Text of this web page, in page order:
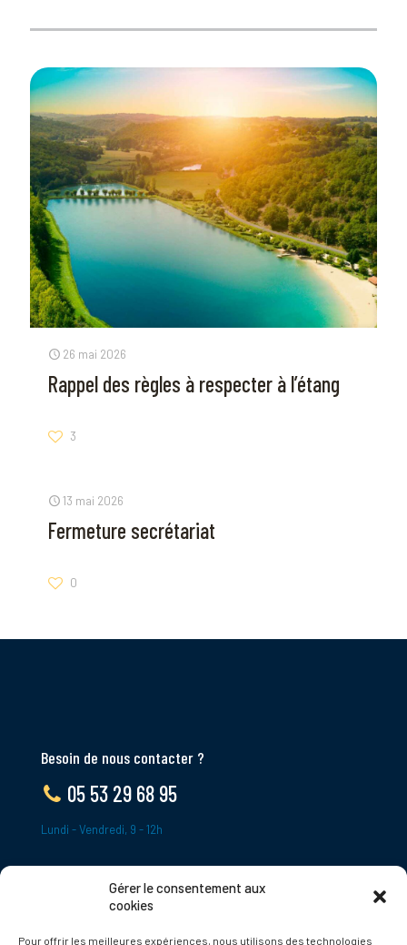
Gérer le consentement aux
cookies
Pour offrir les meilleures expériences, nous utilisons des technologies
26 mai 2026
Rappel des règles à respecter à l’étang
3
13 mai 2026
Fermeture secrétariat
0
Besoin de nous contacter ?
05 53 29 68 95
Lundi - Vendredi, 9 - 12h